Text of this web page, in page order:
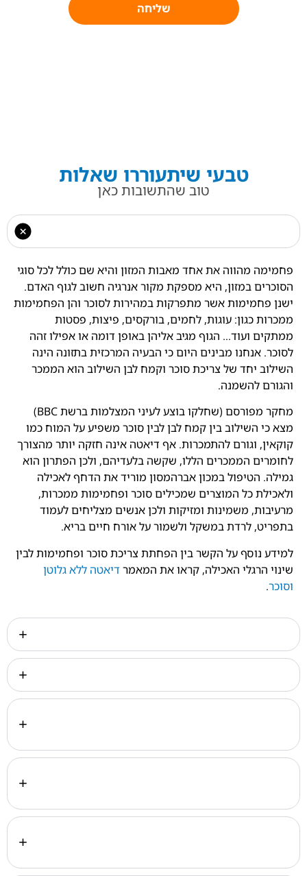
שליחה
טבעי שיתעוררו שאלות
טוב שהתשובות כאן
פחמימה מהווה את אחד מאבות המזון והיא שם כולל לכל סוגי
הסוכרים במזון, היא מספקת מקור אנרגיה חשוב לגוף האדם.
ישנן פחמימות אשר מתפרקות במהירות לסוכר והן הפחמימות
ממכרות כגון: עוגות, לחמים, בורקסים, פיצות, פסטות
ממתקים ועוד… הגוף מגיב אליהן באופן דומה או אפילו זהה
לסוכר. אנחנו מבינים היום כי הבעיה המרכזית בתזונה הינה
השילוב יחד של צריכת סוכר וקמח לבן השילוב הוא הממכר
והגורם להשמנה.
מחקר מפורסם (שחלקו בוצע לעיני המצלמות ברשת BBC)
מצא כי השילוב בין קמח לבן לבין סוכר משפיע על המוח כמו
קוקאין, וגורם להתמכרות. אף דיאטה אינה חזקה יותר מהצורך
לחומרים הממכרים הללו, שקשה בלעדיהם, ולכן הפתרון הוא
גמילה. הטיפול במכון אברהמסון מוריד את הדחף לאכילה
ולאכילת כל המוצרים שמכילים סוכר ופחמימות ממכרות,
מרעיבות, משמינות ומזיקות ולכן אנשים מצליחים לעמוד
בתפריט, לרדת במשקל ולשמור על אורח חיים בריא.
למידע נוסף על הקשר בין הפחתת צריכת סוכר ופחמימות לבין
שינוי הרגלי האכילה, קראו את המאמר דיאטה ללא גלוטן
וסוכר.